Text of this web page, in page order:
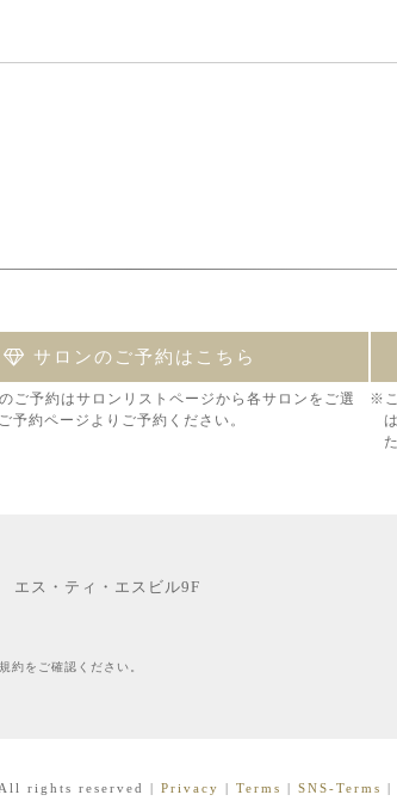
サロンのご予約はこちら
ご予約はサロンリストページから各サロンをご選
予約ページよりご予約ください。
※
エス・ティ・エスビル9F
約をご確認ください。
rights reserved | Privacy | Terms | SNS-Terms |